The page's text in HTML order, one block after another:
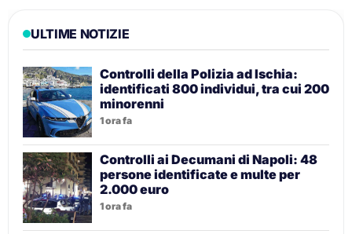
ULTIME NOTIZIE
Controlli della Polizia ad Ischia:
identificati 800 individui, tra cui 200
minorenni
1 ora fa
Controlli ai Decumani di Napoli: 48
persone identificate e multe per
2.000 euro
1 ora fa